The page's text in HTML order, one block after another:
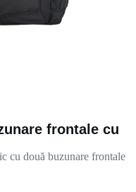
frontale cu
cu două buzunare frontale